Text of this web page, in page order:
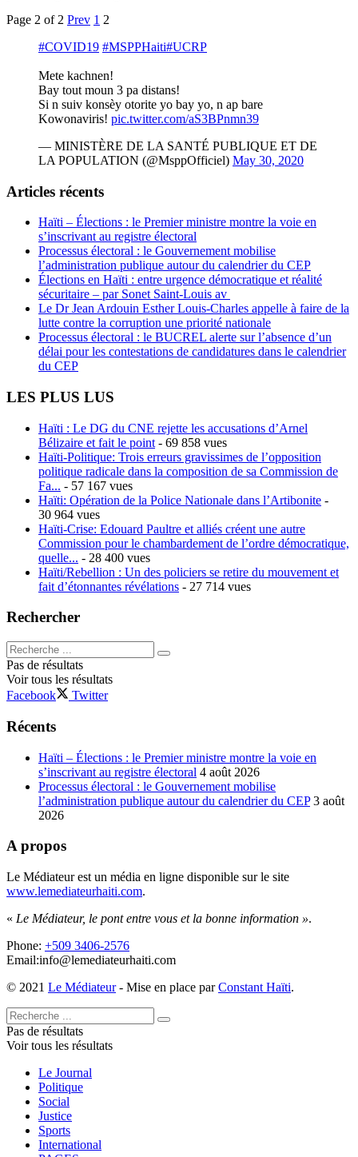
Page 2 of 2 Prev 1 2
#COVID19 #MSPPHaiti#UCRP
Mete kachnen!
Bay tout moun 3 pa distans!
Si n suiv konsèy otorite yo bay yo, n ap bare
Kowonaviris! pic.twitter.com/aS3BPnmn39
— MINISTÈRE DE LA SANTÉ PUBLIQUE ET DE
LA POPULATION (@MsppOfficiel) May 30, 2020
Articles récents
Haïti – Élections : le Premier ministre montre la voie en
s’inscrivant au registre électoral
Processus électoral : le Gouvernement mobilise
l’administration publique autour du calendrier du CEP
Élections en Haïti : entre urgence démocratique et réalité
sécuritaire – par Sonet Saint-Louis av
Le Dr Jean Ardouin Esther Louis-Charles appelle à faire de la
lutte contre la corruption une priorité nationale
Processus électoral : le BUCREL alerte sur l’absence d’un
délai pour les contestations de candidatures dans le calendrier
du CEP
LES PLUS LUS
Haïti : Le DG du CNE rejette les accusations d’Arnel
Bélizaire et fait le point - 69 858 vues
Haïti-Politique: Trois erreurs gravissimes de l’opposition
politique radicale dans la composition de sa Commission de
Fa... - 57 167 vues
Haïti: Opération de la Police Nationale dans l’Artibonite -
30 964 vues
Haïti-Crise: Edouard Paultre et alliés créent une autre
Commission pour le chambardement de l’ordre démocratique,
quelle... - 28 400 vues
Haïti/Rebellion : Un des policiers se retire du mouvement et
fait d’étonnantes révélations - 27 714 vues
Rechercher
Pas de résultats
Voir tous les résultats
Facebook
Twitter
Récents
Haïti – Élections : le Premier ministre montre la voie en
s’inscrivant au registre électoral 4 août 2026
Processus électoral : le Gouvernement mobilise
l’administration publique autour du calendrier du CEP 3 août
2026
A propos
Le Médiateur est un média en ligne disponible sur le site
www.lemediateurhaiti.com.
« Le Médiateur, le pont entre vous et la bonne information ».
Phone: +509 3406-2576
Email:info@lemediateurhaiti.com
© 2021 Le Médiateur- Mise en place parConstant Haïti.
Pas de résultats
Voir tous les résultats
Le Journal
Politique
Social
Justice
Sports
International